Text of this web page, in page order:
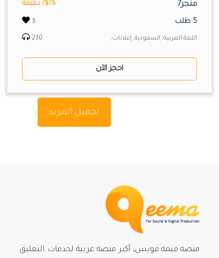
متجر7 $76/ دقيقة
5 طلب 3
اللغة العربية, السعودية, إعلانات, 230
احجز الآن
تحميل المزيد
منصة قيمة فويس, أكبر منصة عربية لخدمات التعليق